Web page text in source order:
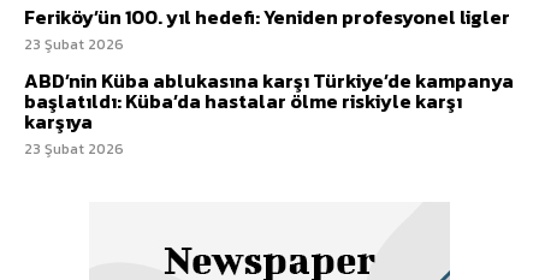
Feriköy’ün 100. yıl hedefi: Yeniden profesyonel ligler
23 Şubat 2026
ABD’nin Küba ablukasına karşı Türkiye’de kampanya
başlatıldı: Küba’da hastalar ölme riskiyle karşı
karşıya
23 Şubat 2026